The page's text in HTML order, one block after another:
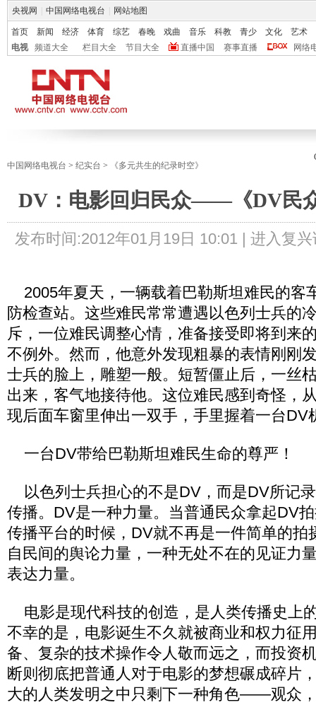
央视网 中国网络电视台 网站地图
首页 新闻 经济 体育 综艺 春晚 戏曲 音乐 科教 青少 文化
艺术
电视
频道大全 栏目大全 节目大全 直播中国 赛事直播 网络
中国网络电视台 > 纪实台 > 《多元共生的纪录时空》
DV：电影回归民众——《DV民
发布时间:2012年01月19日 10:01 | 进入复兴
2005年夏天，一辆载着巴勒斯坦难民的客
防检查站。这些难民常常遭遇以色列士兵的
斥，一位难民调整心情，准备接受即将到来
不例外。然而，他意外发现粗暴的表情刚刚
士兵的脸上，雕塑一般。短暂僵止后，一丝
出来，客气地接待他。这位难民感到奇怪，
现后面车窗里伸出一双手，手里握着一台DV
一台DV带给巴勒斯坦难民生命的尊严！
以色列士兵担心的不是DV，而是DV所记
传播。DV是一种力量。当普通民众拿起DV
传播平台的时候，DV就不再是一件简单的拍
自民间的舆论力量，一种无处不在的见证力
表达力量。
电影是现代科技的创造，是人类传播史上
不幸的是，电影诞生不久就被商业和权力征
备、复杂的技术操作令人敬而远之，而投资
断则彻底把普通人对于电影的梦想碾成碎片
大的人类发明之中只剩下一种角色——观众